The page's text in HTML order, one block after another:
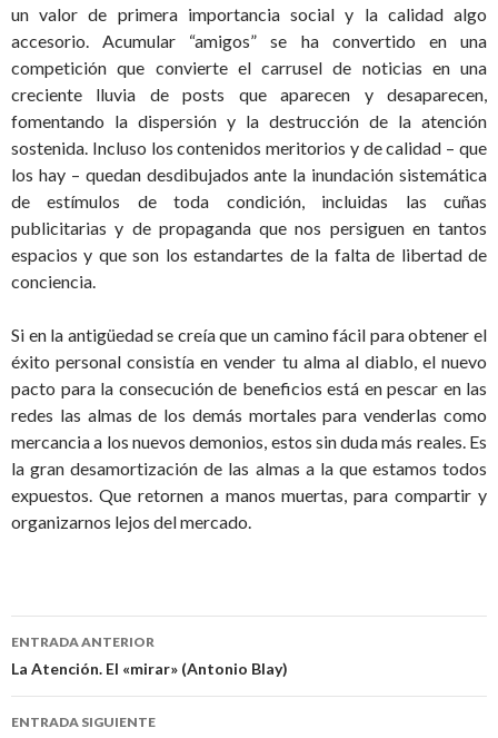
un valor de primera importancia social y la calidad algo
accesorio. Acumular “amigos” se ha convertido en una
competición que convierte el carrusel de noticias en una
creciente lluvia de posts que aparecen y desaparecen,
fomentando la dispersión y la destrucción de la atención
sostenida. Incluso los contenidos meritorios y de calidad – que
los hay – quedan desdibujados ante la inundación sistemática
de estímulos de toda condición, incluidas las cuñas
publicitarias y de propaganda que nos persiguen en tantos
espacios y que son los estandartes de la falta de libertad de
conciencia.
Si en la antigüedad se creía que un camino fácil para obtener el
éxito personal consistía en vender tu alma al diablo, el nuevo
pacto para la consecución de beneficios está en pescar en las
redes las almas de los demás mortales para venderlas como
mercancia a los nuevos demonios, estos sin duda más reales. Es
la gran desamortización de las almas a la que estamos todos
expuestos. Que retornen a manos muertas, para compartir y
organizarnos lejos del mercado.
Navegación
de
entradas
ENTRADA ANTERIOR
La Atención. El «mirar» (Antonio Blay)
ENTRADA SIGUIENTE